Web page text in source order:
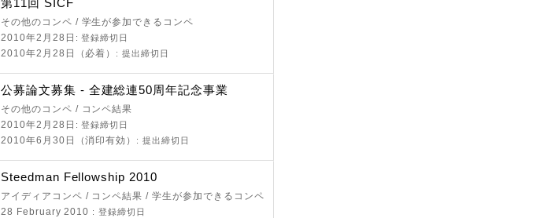
第11回 SICF
その他のコンペ / 学生が参加できるコンペ
2010年2月28日 : 登録締切日
2010年2月28日（必着） : 提出締切日
公募論文募集 - 全建総連50周年記念事業
その他のコンペ / コンペ結果
2010年2月28日 : 登録締切日
2010年6月30日（消印有効） : 提出締切日
Steedman Fellowship 2010
アイディアコンペ / コンペ結果 / 学生が参加できるコンペ
28 February 2010 : 登録締切日